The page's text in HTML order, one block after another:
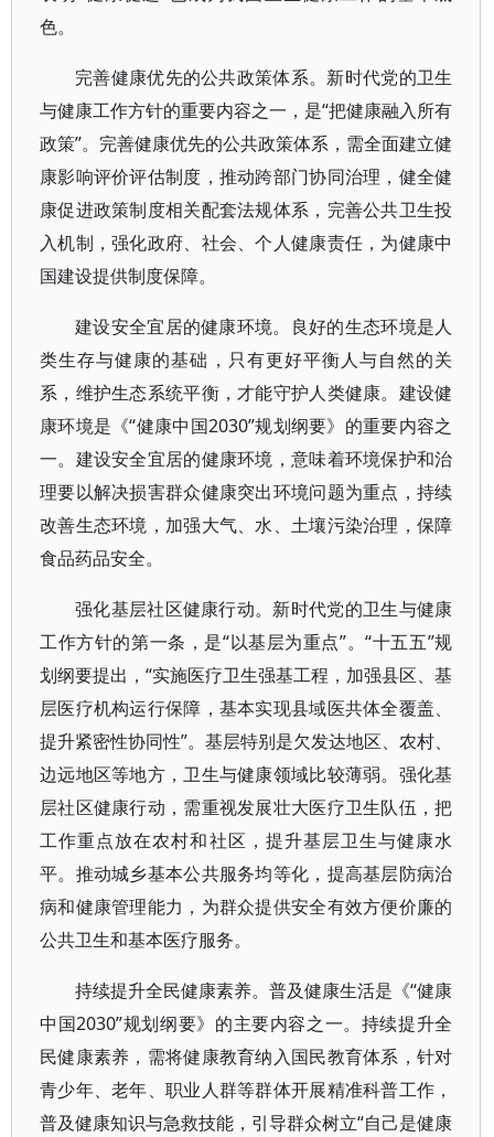
色。
完善健康优先的公共政策体系。新时代党的卫生
与健康工作方针的重要内容之一，是“把健康融入所有
政策”。完善健康优先的公共政策体系，需全面建立健
康影响评价评估制度，推动跨部门协同治理，健全健
康促进政策制度相关配套法规体系，完善公共卫生投
入机制，强化政府、社会、个人健康责任，为健康中
国建设提供制度保障。
建设安全宜居的健康环境。良好的生态环境是人
类生存与健康的基础，只有更好平衡人与自然的关
系，维护生态系统平衡，才能守护人类健康。建设健
康环境是《“健康中国2030”规划纲要》的重要内容之
一。建设安全宜居的健康环境，意味着环境保护和治
理要以解决损害群众健康突出环境问题为重点，持续
改善生态环境，加强大气、水、土壤污染治理，保障
食品药品安全。
强化基层社区健康行动。新时代党的卫生与健康
工作方针的第一条，是“以基层为重点”。“十五五”规
划纲要提出，“实施医疗卫生强基工程，加强县区、基
层医疗机构运行保障，基本实现县域医共体全覆盖、
提升紧密性协同性”。基层特别是欠发达地区、农村、
边远地区等地方，卫生与健康领域比较薄弱。强化基
层社区健康行动，需重视发展壮大医疗卫生队伍，把
工作重点放在农村和社区，提升基层卫生与健康水
平。推动城乡基本公共服务均等化，提高基层防病治
病和健康管理能力，为群众提供安全有效方便价廉的
公共卫生和基本医疗服务。
持续提升全民健康素养。普及健康生活是《“健康
中国2030”规划纲要》的主要内容之一。持续提升全
民健康素养，需将健康教育纳入国民教育体系，针对
青少年、老年、职业人群等群体开展精准科普工作，
普及健康知识与急救技能，引导群众树立“自己是健康